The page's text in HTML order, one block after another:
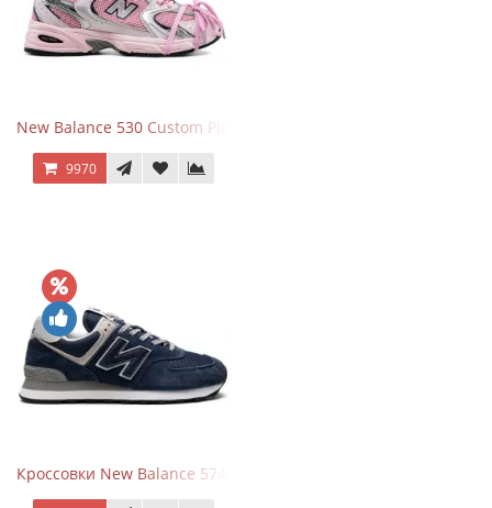
New Balance 530 Custom Pink Silver розовые
9970
Кроссовки New Balance 574 Navy Blue Grey